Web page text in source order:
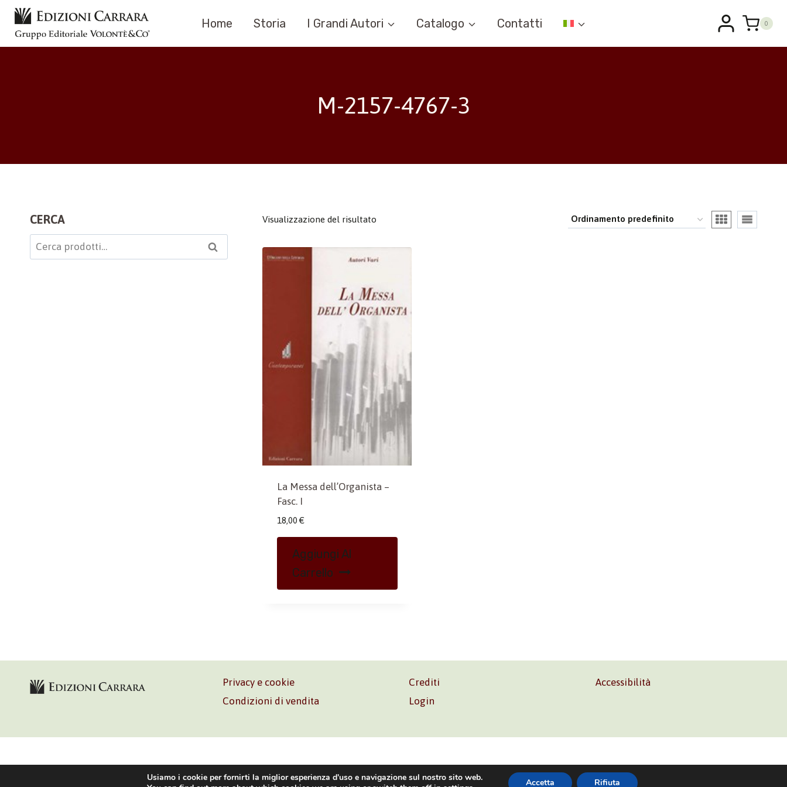
Salta
contenuto
Home Storia I Grandi Autori Catalogo Contatti 0
M-2157-4767-3
Visualizzazione del risultato
La Messa dell’Organista –
Fasc. I
18,00 €
Aggiungi Al
Carrello
CERCA
Cerca: Cerca
Privacy e cookie
Condizioni di vendita
Crediti
Login
Accessibilità
Usiamo i cookie per fornirti la miglior esperienza d'uso e navigazione sul nostro sito web.
Accetta Rifiuta